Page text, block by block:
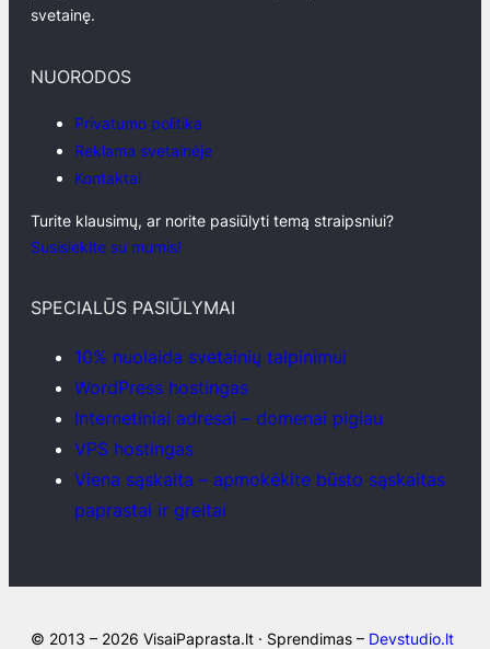
svetainę.
NUORODOS
Privatumo politika
Reklama svetainėje
Kontaktai
Turite klausimų, ar norite pasiūlyti temą straipsniui?
Susisiekite su mumis!
SPECIALŪS PASIŪLYMAI
10% nuolaida svetainių talpinimui
WordPress hostingas
Internetiniai adresai – domenai pigiau
VPS hostingas
Viena sąskaita – apmokėkite būsto sąskaitas
paprastai ir greitai
© 2013 – 2026 VisaiPaprasta.lt · Sprendimas – Devstudio.lt